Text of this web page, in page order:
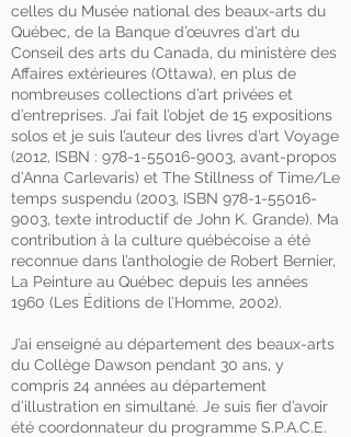
celles du Musée national des beaux-arts du
Québec, de la Banque d’œuvres d’art du
Conseil des arts du Canada, du ministère des
Affaires extérieures (Ottawa), en plus de
nombreuses collections d’art privées et
d’entreprises. J’ai fait l’objet de 15 expositions
solos et je suis l’auteur des livres d’art Voyage
(2012, ISBN : 978-1-55016-9003, avant-propos
d’Anna Carlevaris) et The Stillness of Time/Le
temps suspendu (2003, ISBN 978-1-55016-
9003, texte introductif de John K. Grande). Ma
contribution à la culture québécoise a été
reconnue dans l’anthologie de Robert Bernier,
La Peinture au Québec depuis les années
1960 (Les Éditions de l’Homme, 2002).
J’ai enseigné au département des beaux-arts
du Collège Dawson pendant 30 ans, y
compris 24 années au département
d’illustration en simultané. Je suis fier d’avoir
été coordonnateur du programme S.P.A.C.E.